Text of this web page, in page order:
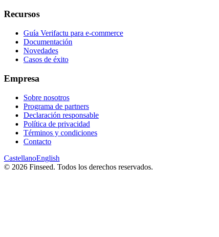
Recursos
Guía Verifactu para e-commerce
Documentación
Novedades
Casos de éxito
Empresa
Sobre nosotros
Programa de partners
Declaración responsable
Política de privacidad
Términos y condiciones
Contacto
CastellanoEnglish
© 2026 Finseed. Todos los derechos reservados.